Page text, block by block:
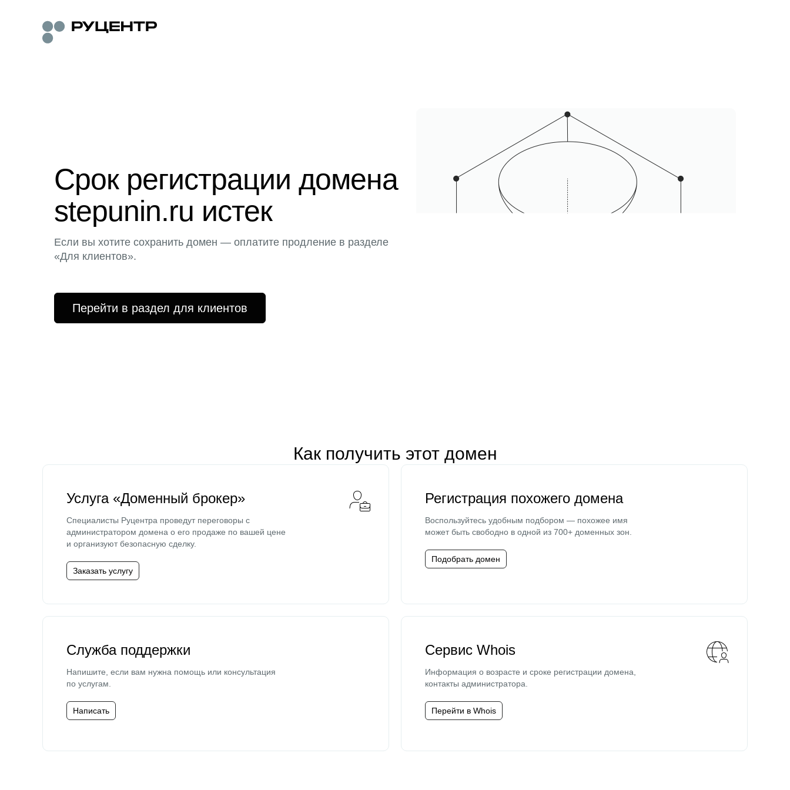
Срок регистрации домена
stepunin.ru истек
Если вы хотите сохранить домен — оплатите продление в разделе
«Для клиентов».
Перейти в раздел для клиентов
Как получить этот домен
Услуга «Доменный брокер»
Специалисты Руцентра проведут переговоры с
администратором домена о его продаже по вашей цене
и организуют безопасную сделку.
Заказать услугу
Регистрация похожего домена
Воспользуйтесь удобным подбором — похожее имя
может быть свободно в одной из 700+ доменных зон.
Подобрать домен
Служба поддержки
Напишите, если вам нужна помощь или консультация
по услугам.
Написать
Сервис Whois
Информация о возрасте и сроке регистрации домена,
контакты администратора.
Перейти в Whois